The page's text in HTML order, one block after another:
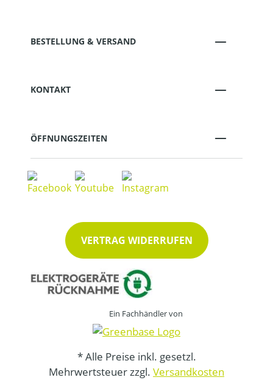
BESTELLUNG & VERSAND
KONTAKT
ÖFFNUNGSZEITEN
VERTRAG WIDERRUFEN
Ein Fachhändler von
* Alle Preise inkl. gesetzl.
Mehrwertsteuer zzgl. Versandkosten